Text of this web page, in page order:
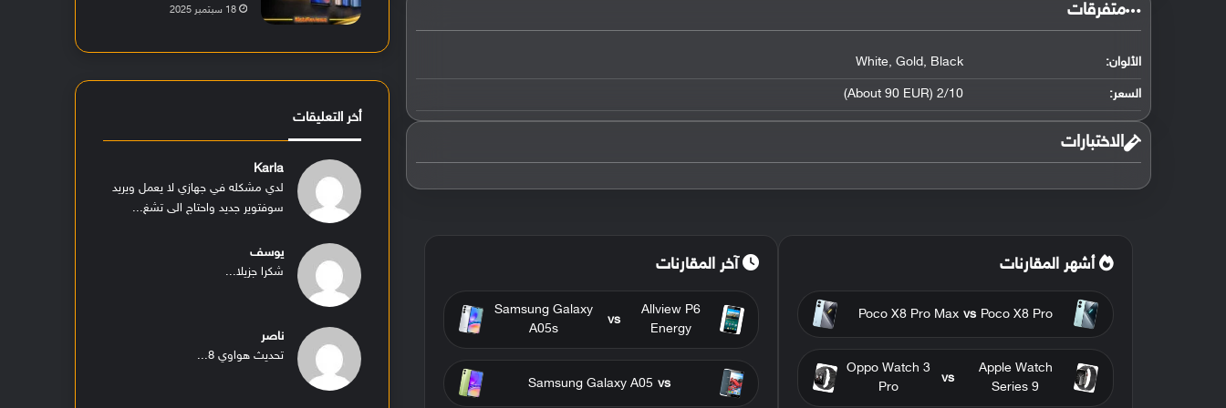
متفرقات
الألوان: White, Gold, Black
السعر: 2/10 (About 90 EUR)
الاختبارات
أشهر المقارنات
Poco X8 Pro
vs
Poco X8 Pro Max
Apple Watch
Series 9
vs
Oppo Watch 3
Pro
آخر المقارنات
Allview P6
Energy
vs
Samsung Galaxy
A05s
vs
Samsung Galaxy A05
18 سبتمبر 2025
أخر التعليقات
Karla
لدي مشكله في جهازي لا يعمل ويريد
سوفتوير جديد واحتاج الى تشغ...
يوسف
شكرا جزيلا...
ناصر
تحديث هواوي 8...